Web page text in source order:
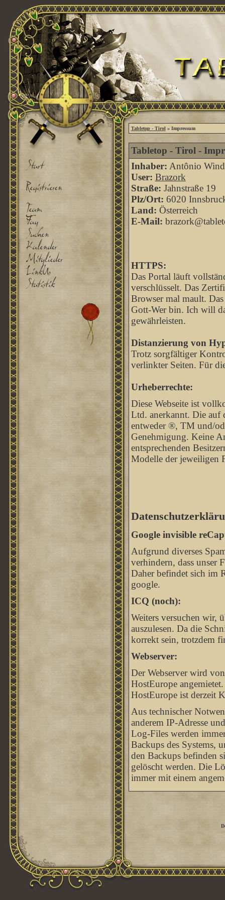
Tabletop - Tirol » Impressum
Tabletop - Tirol -
Inhaber: Antônio
User: Brazork
Straße: Jahnstraße 19
Plz/Ort: 6020
Land: Österreich
E-Mail:
HTTPS:
Das Portal läuft
verschlüsselt. Das
Browser mal mault.
Gott-Wer bin. Ich will
gewährleisten.
Distanzierung von
Trotz sorgfältiger
verlinkter Seiten. Für
Urheberrechte:
Diese Webseite ist
Ltd. anerkannt. Die auf
entweder ®, TM und/
Genehmigung. Keine
entsprechenden
Modelle der jeweiligen
Google invisible
Aufgrund diverses
verhindern, dass unser
Daher befindet sich im
google.
ICQ (noch):
Weiters versuchen wir,
auszulesen. Da die
korrekt sein, trotzdem
Webserver:
Der Webserver wird
HostEurope
HostEurope ist derzeit
Aus technischer
anderem IP-Adresse
Log-Files werden
Backups des Systems,
den Backups befinden
gelöscht werden. Die
immer mit einem